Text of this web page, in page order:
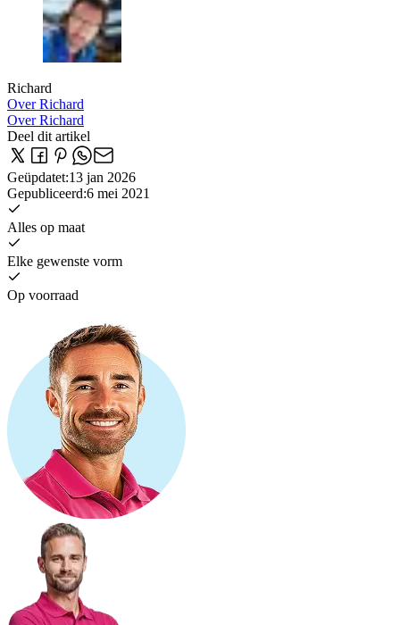
Richard
Over Richard
Over Richard
Deel dit artikel
Geüpdatet:13 jan 2026
Gepubliceerd:6 mei 2021
Alles op maat
Elke gewenste vorm
Op voorraad